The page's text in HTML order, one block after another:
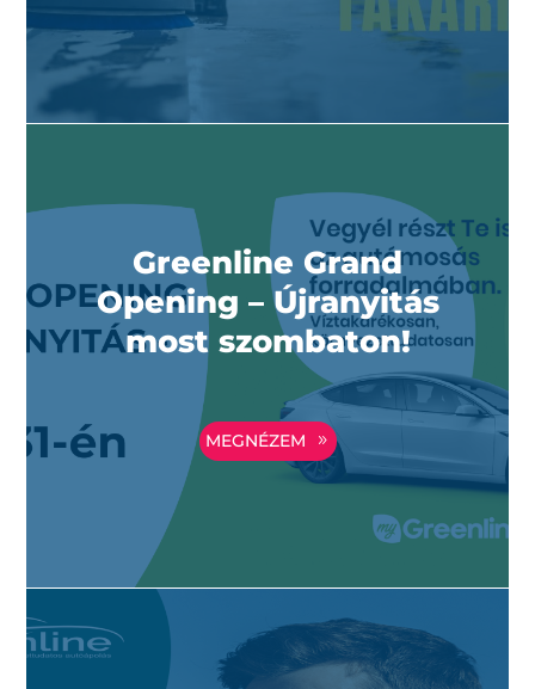
Greenline Grand
Opening – Újranyitás
most szombaton!
MEGNÉZEM